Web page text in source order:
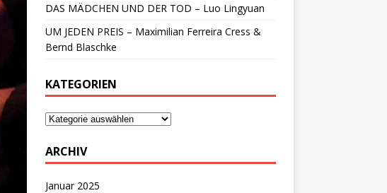
DAS MÄDCHEN UND DER TOD – Luo Lingyuan
UM JEDEN PREIS – Maximilian Ferreira Cress &
Bernd Blaschke
KATEGORIEN
ARCHIV
Januar 2025